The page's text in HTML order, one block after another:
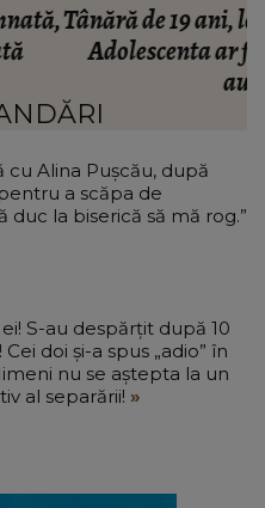
tren în Gara Mangalia!
în urechi: „Nu a
cu Alina Pușcău, după
a scăpa de
duc la biserică să mă rog.”
doi și-a spus „adio” în
nu se aștepta la un
al separării!